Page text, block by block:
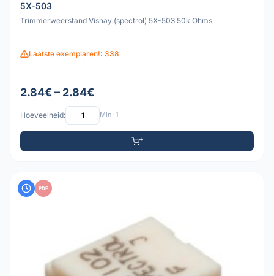
5X-503
Trimmerweerstand Vishay (spectrol) 5X-503 50k Ohms
Laatste exemplaren!: 338
2.84€ – 2.84€
Hoeveelheid: Min: 1
PDF